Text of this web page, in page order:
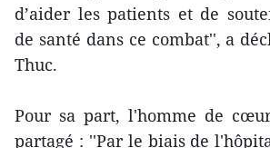
d’aider les patients et de
de santé dans ce combat'', a
Thuc.
Pour sa part, l'homme de
partagé : ''Par le biais de